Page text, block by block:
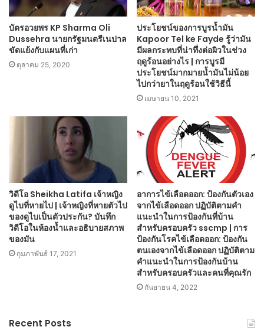
บัตรอวยพร KP Sharma Oli
Dussehra นายกรัฐมนตรีเนปาล
ขัดแย้งกับแผนที่เก่า
ตุลาคม 25, 2020
ประโยชน์ของการบูรน้ำมัน
Kapoor Tel ke Fayde รู้ว่ามัน
มีผลกระทบที่น่าทึ่งต่อผิวในช่วง
ฤดูร้อนอย่างไร | การบูรมี
ประโยชน์มากมายน้ำมันไม่น้อย
ไปกว่ายาในฤดูร้อนใช้วิธีนี้
เมษายน 10, 2021
วิดีโอ Sheikha Latifa เจ้าหญิง
ดูไบที่หายไป | เจ้าหญิงที่หายตัวไป
ของดูไบเป็นตัวประกัน? บันทึก
วิดีโอในห้องน้ำและอธิบายสภาพ
ของมัน
กุมภาพันธ์ 17, 2021
อาการไข้เลือดออก: ป้องกันตัวเอง
จากไข้เลือดออก ปฏิบัติตามคำ
แนะนำในการป้องกันที่บ้าน
สำหรับครอบครัว sscmp | การ
ป้องกันโรคไข้เลือดออก: ป้องกัน
ตนเองจากไข้เลือดออก ปฏิบัติตาม
คำแนะนำในการป้องกันบ้าน
สำหรับครอบครัวและคนที่คุณรัก
กันยายน 4, 2022
Recent Posts